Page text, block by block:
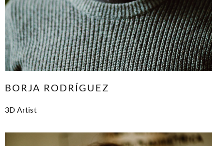
BORJA RODRÍGUEZ
3D Artist